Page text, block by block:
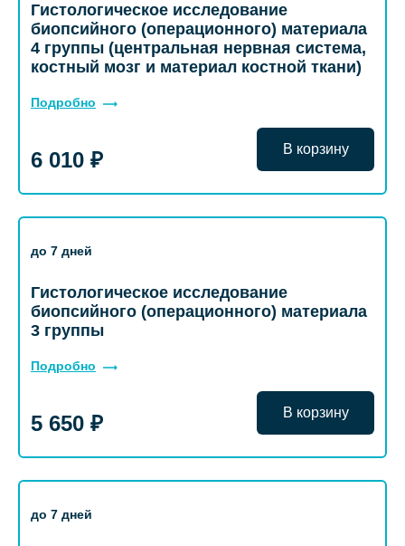
Гистологическое исследование
биопсийного (операционного) материала
4 группы (центральная нервная система,
костный мозг и материал костной ткани)
Подробно
6 010 ₽ В корзину
до 7 дней
Гистологическое исследование
биопсийного (операционного) материала
3 группы
Подробно
5 650 ₽ В корзину
до 7 дней